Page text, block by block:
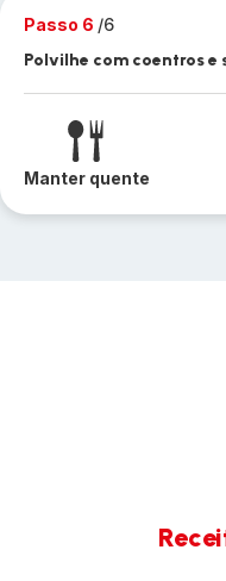
Passo 6 /6
Polvilhe com coentros e
Manter quente